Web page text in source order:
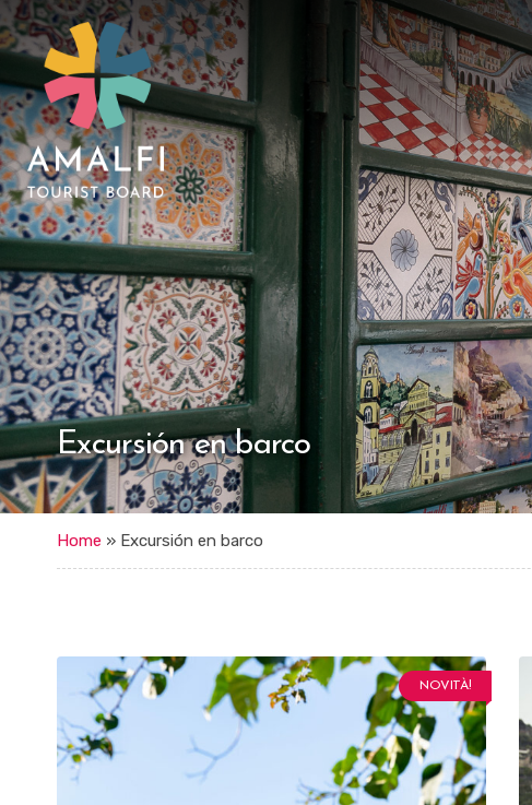
Excursión en barco
Home » Excursión en barco
NOVITÀ!